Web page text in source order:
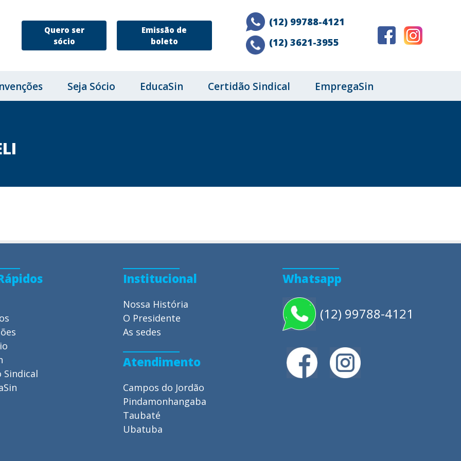
Quero ser
sócio
Emissão de
boleto
(12) 99788-4121
(12) 3621-3955
Seja Sócio EducaSin Certidão Sindical EmpregaSin
Sindical
Institucional
Nossa História
O Presidente
As sedes
Atendimento
Campos do Jordão
Pindamonhangaba
Taubaté
Ubatuba
Whatsapp
(12) 99788-4121